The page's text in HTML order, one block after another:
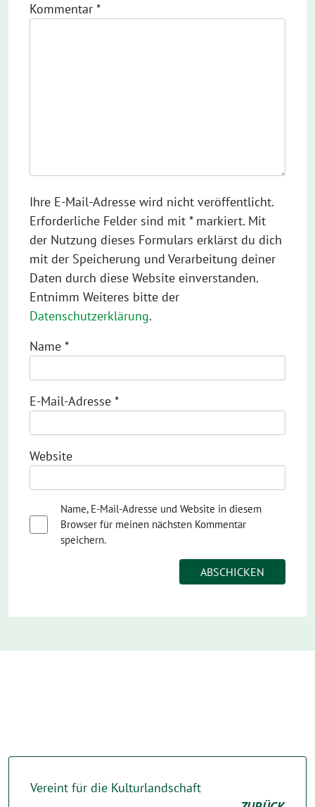
Kommentar *
Ihre E-Mail-Adresse wird nicht veröffentlicht.
Erforderliche Felder sind mit * markiert. Mit
der Nutzung dieses Formulars erklärst du dich
mit der Speicherung und Verarbeitung deiner
Daten durch diese Website einverstanden.
Entnimm Weiteres bitte der
Datenschutzerklärung.
Name *
E-Mail-Adresse *
Website
Name, E-Mail-Adresse und Website in diesem
Browser für meinen nächsten Kommentar
speichern.
Vereint für die Kulturlandschaft